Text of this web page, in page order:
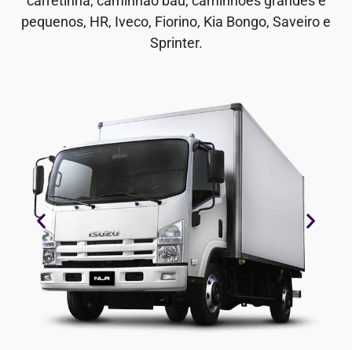
pequenos, HR, Iveco, Fiorino, Kia Bongo, Saveiro e
Sprinter.